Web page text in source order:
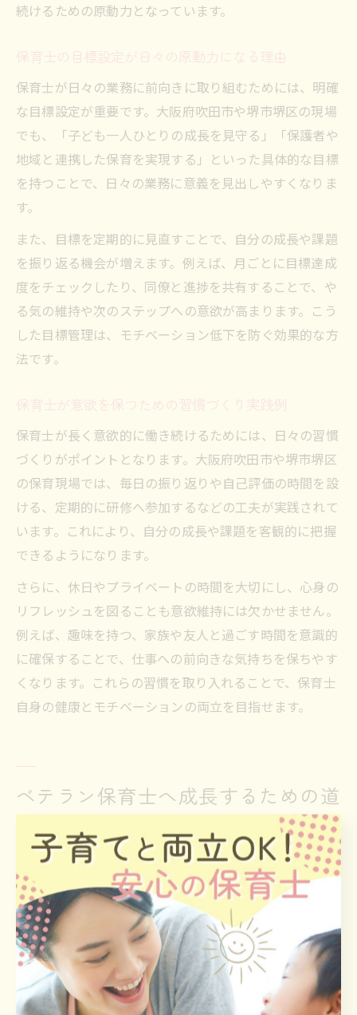
続けるための原動力となっています。
保育士の目標設定が日々の原動力になる理由
保育士が日々の業務に前向きに取り組むためには、明確
な目標設定が重要です。大阪府吹田市や堺市堺区の現場
でも、「子ども一人ひとりの成長を見守る」「保護者や
地域と連携した保育を実現する」といった具体的な目標
を持つことで、日々の業務に意義を見出しやすくなりま
す。
また、目標を定期的に見直すことで、自分の成長や課題
を振り返る機会が増えます。例えば、月ごとに目標達成
度をチェックしたり、同僚と進捗を共有することで、や
る気の維持や次のステップへの意欲が高まります。こう
した目標管理は、モチベーション低下を防ぐ効果的な方
法です。
保育士が意欲を保つための習慣づくり実践例
保育士が長く意欲的に働き続けるためには、日々の習慣
づくりがポイントとなります。大阪府吹田市や堺市堺区
の保育現場では、毎日の振り返りや自己評価の時間を設
ける、定期的に研修へ参加するなどの工夫が実践されて
います。これにより、自分の成長や課題を客観的に把握
できるようになります。
さらに、休日やプライベートの時間を大切にし、心身の
リフレッシュを図ることも意欲維持には欠かせません。
例えば、趣味を持つ、家族や友人と過ごす時間を意識的
に確保することで、仕事への前向きな気持ちを保ちやす
くなります。これらの習慣を取り入れることで、保育士
自身の健康とモチベーションの両立を目指せます。
ベテラン保育士へ成長するための道
のり
保育士がベテランを目指す成長ステップとは
保育士としてベテランを目指すには、段階的な成長ステ
ップを意識することが大切です。まず、日々の保育業務
を着実にこなす基礎力の習得が第一歩となります。経験
を重ねることで、子ども一人ひとりの個性や成長に寄り
添う力が養われ、保護者や同僚との信頼関係も築きやす
くなります。